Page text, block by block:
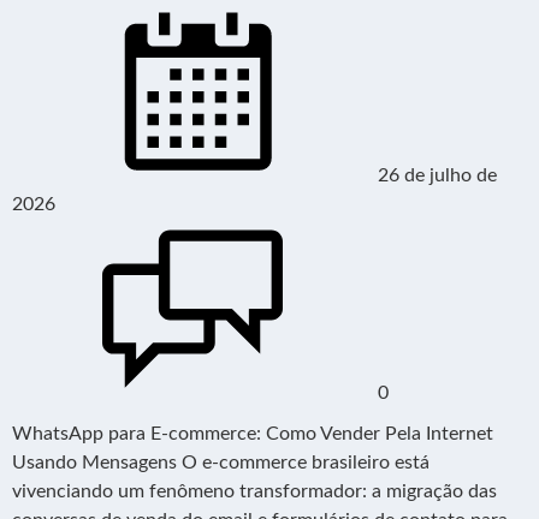
26 de julho de
2026
0
WhatsApp para E-commerce: Como Vender Pela Internet
Usando Mensagens O e-commerce brasileiro está
vivenciando um fenômeno transformador: a migração das